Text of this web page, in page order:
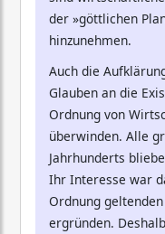
der »göttlichen
hinzunehmen.
Auch die
Glauben an die
Ordnung von
überwinden. Alle
Jahrhunderts
Ihr Interesse war
Ordnung
ergründen.